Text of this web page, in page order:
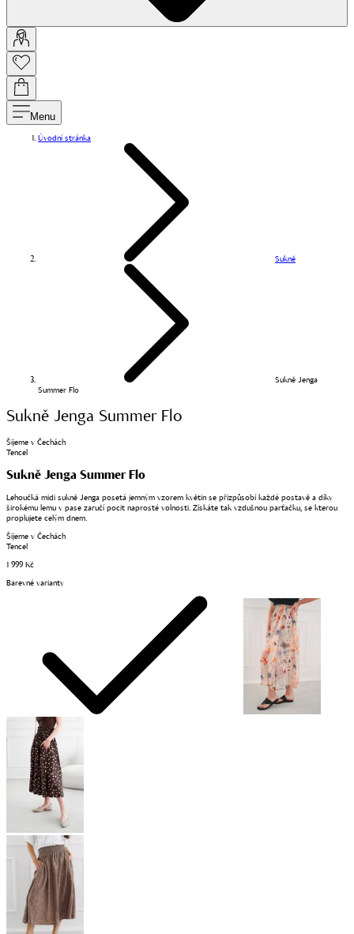
Menu
Úvodní stránka
Sukně
Sukně Jenga
Summer Flo
Sukně Jenga Summer Flo
Šijeme v Čechách
Tencel
Sukně Jenga Summer Flo
Lehoučká midi sukně Jenga posetá jemným vzorem květin se přizpůsobí každé postavě a díky
širokému lemu v pase zaručí pocit naprosté volnosti. Získáte tak vzdušnou parťačku, se kterou
proplujete celým dnem.
Šijeme v Čechách
Tencel
1 999 Kč
Barevné varianty